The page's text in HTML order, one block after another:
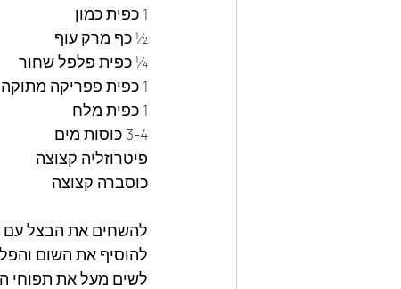
1 כפית כמון
½ כף מרק עוף
¼ כפית פלפל שחור
1 כפית פפריקה מתוקה
1 כפית מלח
3-4 כוסות מים
פיטרוזליה קצוצה
כוסברה קצוצה
להשחים את הבצל עם
להוסיף את השום
לשים מעל את תפוחי